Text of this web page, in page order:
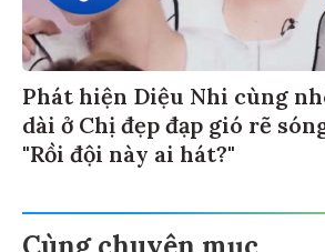
Phát hiện Diệu Nhi cùng
dài ở Chị đẹp đạp gió rẽ
"Rồi đội này ai hát?"